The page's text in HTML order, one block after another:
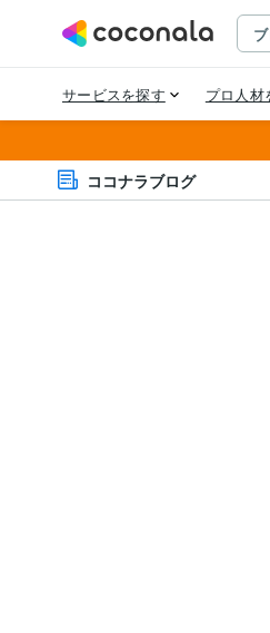
ココナラブログ